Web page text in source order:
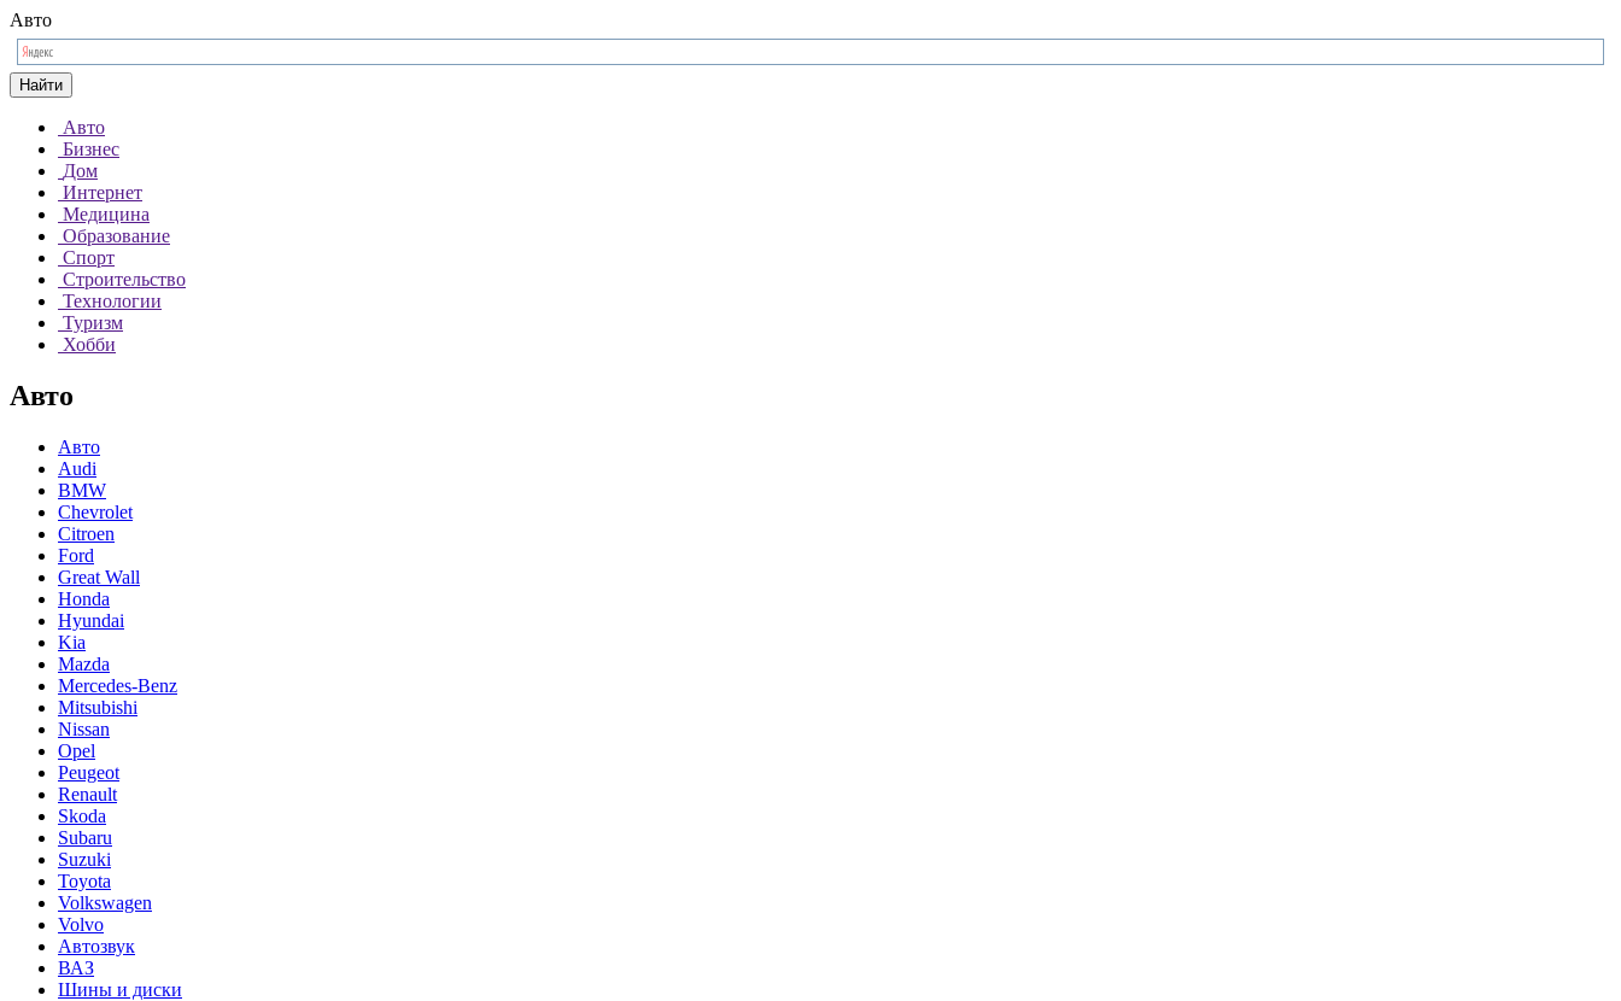
Авто
Найти
Авто
Бизнес
Дом
Интернет
Медицина
Образование
Спорт
Строительство
Технологии
Туризм
Хобби
Авто
Авто
Audi
BMW
Chevrolet
Citroen
Ford
Great Wall
Honda
Hyundai
Kia
Mazda
Mercedes-Benz
Mitsubishi
Nissan
Opel
Peugeot
Renault
Skoda
Subaru
Suzuki
Toyota
Volkswagen
Volvo
Автозвук
ВАЗ
Шины и диски